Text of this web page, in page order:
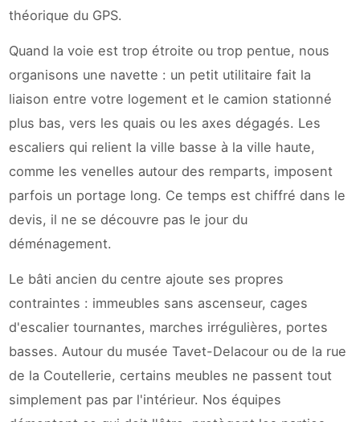
théorique du GPS.
Quand la voie est trop étroite ou trop pentue, nous
organisons une navette : un petit utilitaire fait la
liaison entre votre logement et le camion stationné
plus bas, vers les quais ou les axes dégagés. Les
escaliers qui relient la ville basse à la ville haute,
comme les venelles autour des remparts, imposent
parfois un portage long. Ce temps est chiffré dans le
devis, il ne se découvre pas le jour du
déménagement.
Le bâti ancien du centre ajoute ses propres
contraintes : immeubles sans ascenseur, cages
d'escalier tournantes, marches irrégulières, portes
basses. Autour du musée Tavet-Delacour ou de la rue
de la Coutellerie, certains meubles ne passent tout
simplement pas par l'intérieur. Nos équipes